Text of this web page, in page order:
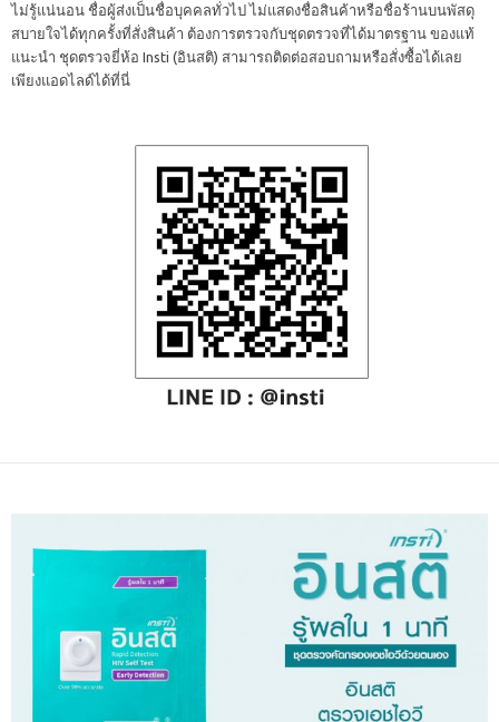
ไม่รู้แน่นอน ชื่อผู้ส่งเป็นชื่อบุคคลทั่วไป ไม่แสดงชื่อสินค้าหรือชื่อร้านบนพัสดุ
สบายใจได้ทุกครั้งที่สั่งสินค้า ต้องการตรวจกับชุดตรวจที่ได้มาตรฐาน ของแท้
แนะนำ ชุดตรวจยี่ห้อ Insti (อินสติ) สามารถติดต่อสอบถามหรือสั่งซื้อได้เลย
เพียงแอดไลด์ได้ที่นี่